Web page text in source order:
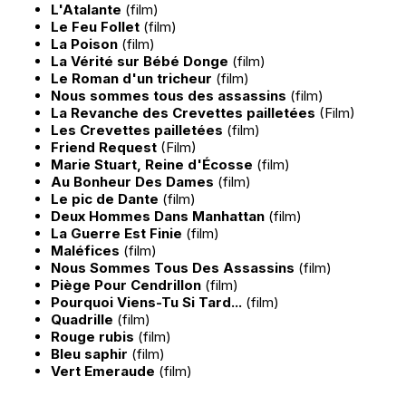
L'Atalante (film)
Le Feu Follet (film)
La Poison (film)
La Vérité sur Bébé Donge (film)
Le Roman d'un tricheur (film)
Nous sommes tous des assassins (film)
La Revanche des Crevettes pailletées (Film)
Les Crevettes pailletées (film)
Friend Request (Film)
Marie Stuart, Reine d'Écosse (film)
Au Bonheur Des Dames (film)
Le pic de Dante (film)
Deux Hommes Dans Manhattan (film)
La Guerre Est Finie (film)
Maléfices (film)
Nous Sommes Tous Des Assassins (film)
Piège Pour Cendrillon (film)
Pourquoi Viens-Tu Si Tard... (film)
Quadrille (film)
Rouge rubis (film)
Bleu saphir (film)
Vert Emeraude (film)